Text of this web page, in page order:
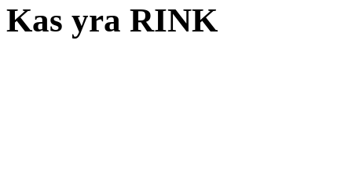
Kas yra RINK